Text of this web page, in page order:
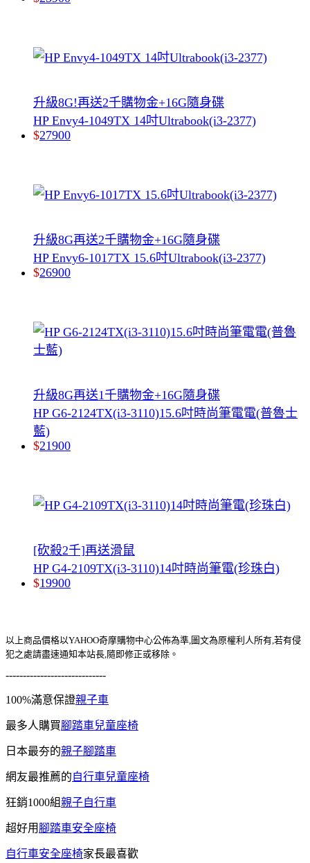
升級8G!再送2千購物金+16G隨身碟
HP Envy4-1049TX 14吋Ultrabook(i3-2377)
$27900
升級8G再送2千購物金+16G隨身碟
HP Envy6-1017TX 15.6吋Ultrabook(i3-2377)
$26900
升級8G再送1千購物金+16G隨身碟
HP G6-2124TX(i3-3110)15.6吋時尚筆電電(普魯士
藍)
$21900
[砍殺2千]再送滑鼠
HP G4-2109TX(i3-3110)14吋時尚筆電(珍珠白)
$19900
以上商品價格以YAHOO奇摩購物中心公佈為準,圖文為原權利人所有,若有侵
犯之處請盡速通知本站長,隨即修正或移除。
-----------------------------
100%滿意保證親子車
最多人購買腳踏車兒童座椅
日本最夯的親子腳踏車
網友最推薦的自行車兒童座椅
狂銷1000組親子自行車
超好用 腳踏車安全座椅
自行車安全座椅家長最喜歡